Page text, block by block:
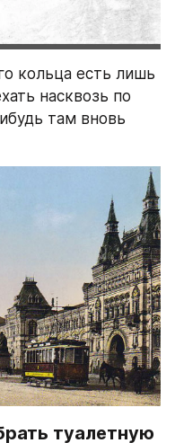
кольца есть лишь
насквозь по
там вновь
туалетную